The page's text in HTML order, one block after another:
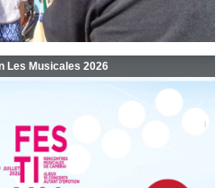
Les Musicales 2026